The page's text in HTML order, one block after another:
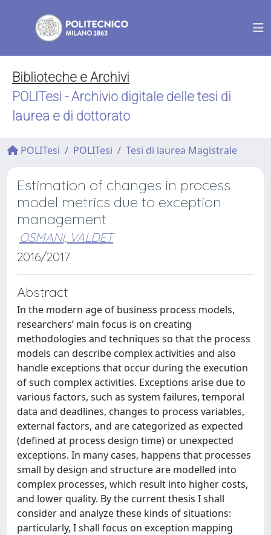
Biblioteche e Archivi
POLITesi - Archivio digitale delle tesi di
laurea e di dottorato
POLITesi POLITesi Tesi di laurea Magistrale
Estimation of changes in process
model metrics due to exception
management
OSMANI, VALDET
2016/2017
Abstract
In the modern age of business process models,
researchers’ main focus is on creating
methodologies and techniques so that the process
models can describe complex activities and also
handle exceptions that occur during the execution
of such complex activities. Exceptions arise due to
various factors, such as system failures, temporal
data and deadlines, changes to process variables,
external factors, and are categorized as expected
(defined at process design time) or unexpected
exceptions. In many cases, happens that processes
small by design and structure are modelled into
complex processes, which result into higher costs,
and lower quality. By the current thesis I shall
consider and analyze these kinds of situations:
particularly, I shall focus on exception mapping